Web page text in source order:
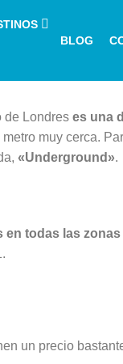
BLOG
de Londreses una
muy cerca.
«Underground».
en todas las
un precio